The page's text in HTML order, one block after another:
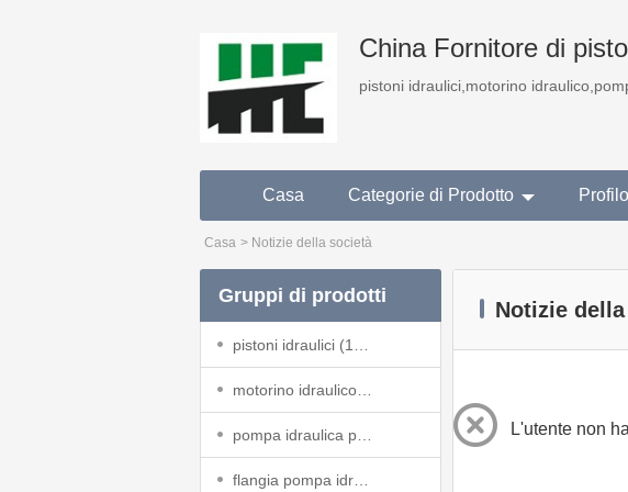
China Fornitore di
pistoni idraulici,motorino
Casa Categorie di Prodotto
Casa > Notizie della società
Gruppi di prodotti
pistoni idraulici (197)
Notizie
L'utente non